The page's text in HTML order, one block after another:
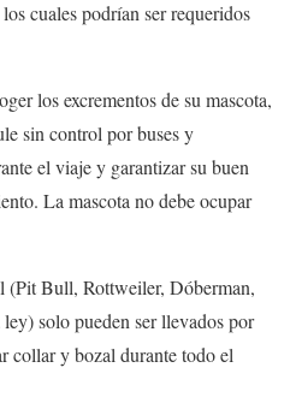
cuales podrían ser requeridos
los excrementos de su mascota,
sin control por buses y
el viaje y garantizar su buen
La mascota no debe ocupar
(Pit Bull, Rottweiler, Dóberman,
solo pueden ser llevados por
collar y bozal durante todo el